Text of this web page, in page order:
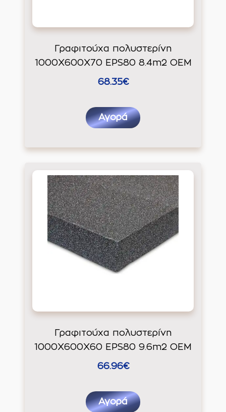
Γραφιτούχα πολυστερίνη
1000Χ600Χ70 EPS80 8.4m2 ΟΕΜ
68.35€
Αγορά
Γραφιτούχα πολυστερίνη
1000Χ600Χ60 EPS80 9.6m2 ΟΕΜ
66.96€
Αγορά